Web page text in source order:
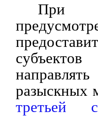
При
разыскных
третьей